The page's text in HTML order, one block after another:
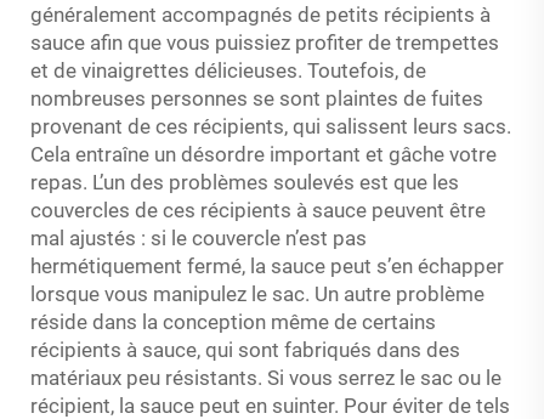
généralement accompagnés de petits récipients à
sauce afin que vous puissiez profiter de trempettes
et de vinaigrettes délicieuses. Toutefois, de
nombreuses personnes se sont plaintes de fuites
provenant de ces récipients, qui salissent leurs sacs.
Cela entraîne un désordre important et gâche votre
repas. L’un des problèmes soulevés est que les
couvercles de ces récipients à sauce peuvent être
mal ajustés : si le couvercle n’est pas
hermétiquement fermé, la sauce peut s’en échapper
lorsque vous manipulez le sac. Un autre problème
réside dans la conception même de certains
récipients à sauce, qui sont fabriqués dans des
matériaux peu résistants. Si vous serrez le sac ou le
récipient, la sauce peut en suinter. Pour éviter de tels